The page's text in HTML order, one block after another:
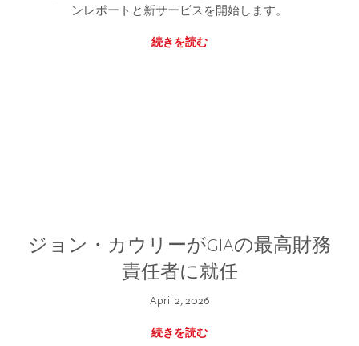
ンレポートと新サービスを開始します。
続きを読む
ジョン・カウリーがGIAの最高財務
責任者に就任
April 2, 2026
続きを読む